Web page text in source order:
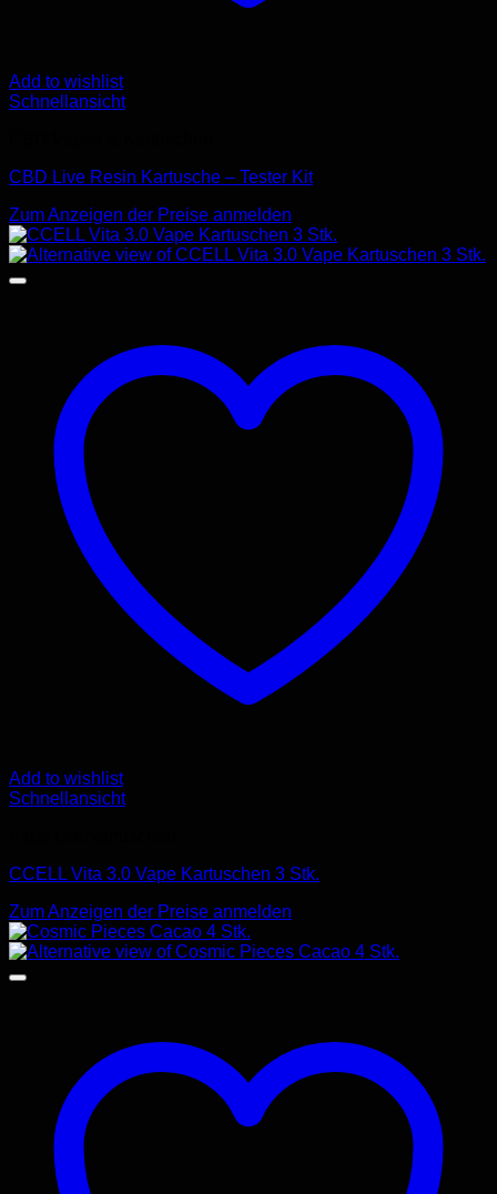
Add to wishlist
Schnellansicht
CBD Live Resin Kartusche – Tester Kit
Zum Anzeigen der Preise anmelden
Add to wishlist
Schnellansicht
CCELL Vita 3.0 Vape Kartuschen 3 Stk.
Zum Anzeigen der Preise anmelden